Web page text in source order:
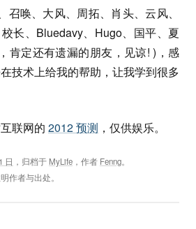
召唤、大风、周拓、肖头、云风、
长、Bluedavy、Hugo、国平、夏
定还有遗漏的朋友，见谅! )，感
技术上给我的帮助，让我学到很多
联网的 2012 预测 ，仅供娱乐。
日 ，归档于 MyLife ，作者 Fenng。
作者与出处。